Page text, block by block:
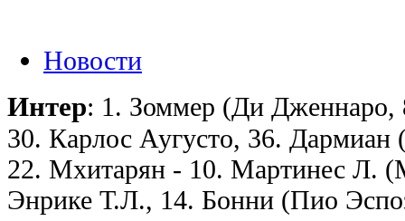
Новости
Интер: 1. Зоммер (Ди Дженнаро,
30. Карлос Аугусто, 36.
22. Мхитарян - 10. Мартинес Л.
Энрике Т.Л., 14. Бонни (Пио